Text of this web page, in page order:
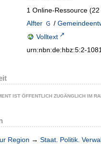
1 Online-Ressource (22
Alfter /
Volltext
urn:nbn:de:hbz:5:2-
IST ÖFFENTLICH ZUGÄNGLICH IM
Region → Staat. Politik.